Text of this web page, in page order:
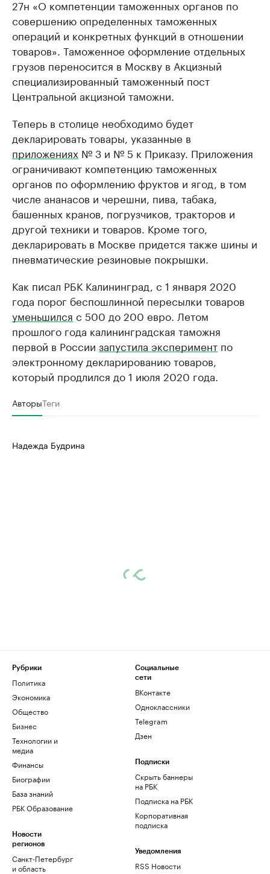
27н «О компетенции таможенных органов по
совершению определенных таможенных
операций и конкретных функций в отношении
товаров». Таможенное оформление отдельных
грузов переносится в Москву в Акцизный
специализированный таможенный пост
Центральной акцизной таможни.
Теперь в столице необходимо будет
декларировать товары, указанные в
приложениях № 3 и № 5 к Приказу. Приложения
ограничивают компетенцию таможенных
органов по оформлению фруктов и ягод, в том
числе ананасов и черешни, пива, табака,
башенных кранов, погрузчиков, тракторов и
другой техники и товаров. Кроме того,
декларировать в Москве придется также шины и
пневматические резиновые покрышки.
Как писал РБК Калининград, с 1 января 2020
года порог беспошлинной пересылки товаров
уменьшился с 500 до 200 евро. Летом
прошлого года калининградская таможня
первой в России запустила эксперимент по
электронному декларированию товаров,
который продлился до 1 июля 2020 года.
АвторыТеги
Надежда Будрина
Рубрики
Политика
Экономика
Общество
Бизнес
Технологии и
медиа
Финансы
Биографии
База знаний
РБК Образование
Новости
регионов
Санкт-Петербург
и область
Социальные
сети
ВКонтакте
Одноклассники
Telegram
Дзен
Подписки
Скрыть баннеры
на РБК
Подписка на РБК
Корпоративная
подписка
Уведомления
RSS Новости